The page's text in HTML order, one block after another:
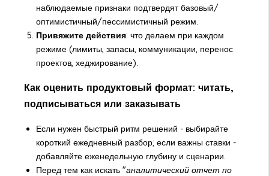
наблюдаемые признаки подтвердят базовый/
оптимистичный/пессимистичный режим.
Привяжите действия: что делаем при каждом
режиме (лимиты, запасы, коммуникации, перенос
проектов, хеджирование).
Как оценить продуктовый формат: читать,
подписываться или заказывать
Если нужен быстрый ритм решений - выбирайте
короткий ежедневный разбор; если важны ставки -
добавляйте еженедельную глубину и сценарии.
Перед тем как искать "аналитический отчет по